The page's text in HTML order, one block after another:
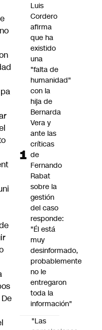
Luis
Cordero
afirma
que ha
existido
una
"falta de
humanidad"
con la
hija de
Bernarda
Vera y
ante las
críticas
de
Fernando
Rabat
sobre la
gestión
del caso
responde:
"Él está
muy
desinformado,
probablemente
no le
entregaron
toda la
información"
"Las